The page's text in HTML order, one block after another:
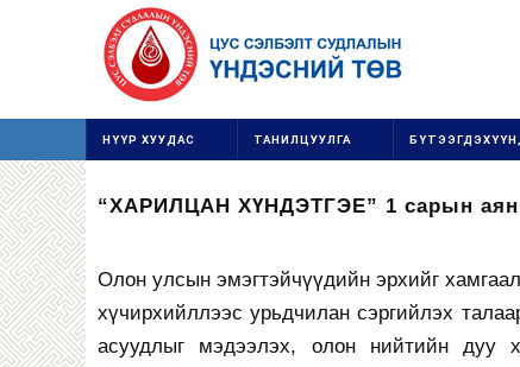
НҮҮР ХУУДАС ТАНИЛЦУУЛГА
“ХАРИЛЦАН ХҮНДЭТГЭЕ” 1 сарын аян
Олон улсын эмэгтэйчүүдийн эрхийг
хүчирхийллээс урьдчилан сэргийлэх
асуудлыг мэдээлэх, олон нийтийн дуу